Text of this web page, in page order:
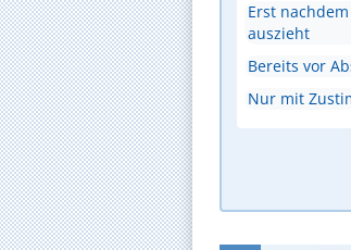
Erst
auszieht
Bereits vor
Nur mit